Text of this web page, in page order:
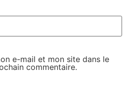
e-mail et mon site dans le
commentaire.